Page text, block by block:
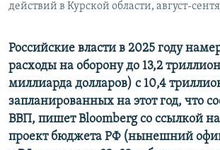
действий в Курской области, август-
Российские власти в 2025 году
расходы на оборону до 13,2
миллиарда долларов) с 10,4
запланированных на этот год, что
ВВП, пишет Bloomberg со ссылкой
проект бюджета РФ (нынешний